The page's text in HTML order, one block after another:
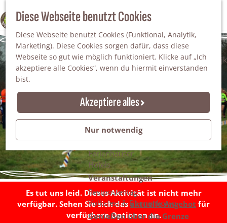
Diese Webseite benutzt Cookies
Diese Webseite benutzt Cookies (Funktional, Analytik,
Marketing). Diese Cookies sorgen dafür, dass diese
Webseite so gut wie möglich funktioniert. Klicke auf „Ich
akzeptiere alle Cookies“, wenn du hiermit einverstanden
bist.
Akzeptiere alles
Nur notwendig
100% WINTERSWIJK
S
u
c
h
e
n
M
e
n
ü
Da staunt man!
Freiheitsbäume
Natur
Naturgebiete
Nationaler Landschaftspark Winterswijk
Der Steingrube
Gärten & Parks
Übernachten
Campingplätze & Ferienparks
Gruppenunterkünfte
Bed & Breakfasts
Ferienhäuser
Hotels
Veranstaltungen
Restpostentag
Volksfest & Blumenkorso
Genießen über die Grenze
Es tut uns leid. Dieses Aktivität ist nicht mehr
verfügbar. Sehen Sie sich dasaktuelle Angebot für
verfügbare Optionen an.